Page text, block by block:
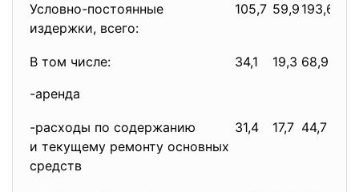
Условно-постоянные
издержки, всего:
105,7 59,9 193,6
В том числе:
-аренда
34,1 19,3 68,9
-расходы по содержанию
и текущему ремонту основных
средств
31,4 17,7 44,7